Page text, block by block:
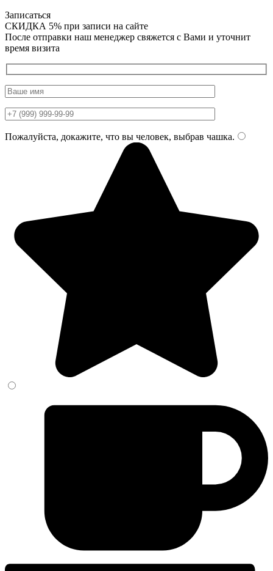
Записаться
СКИДКА 5% при записи на сайте
После отправки наш менеджер свяжется с Вами и уточнит
время визита
Пожалуйста, докажите, что вы человек, выбрав чашка.